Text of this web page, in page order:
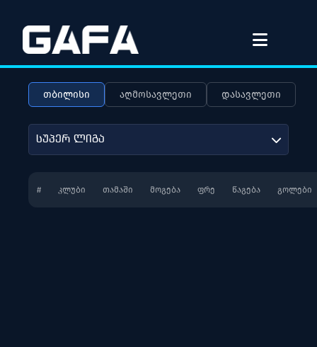
თბილისი აღმოსავლეთი დასავლეთი
სუპერ ლიგა
# ᲙᲚᲣᲑᲘ ᲗᲐᲛᲐᲨᲘ ᲛᲝᲒᲔᲑᲐ ᲤᲠᲔ ᲬᲐᲒᲔᲑᲐ ᲒᲝᲚᲔᲑᲘ